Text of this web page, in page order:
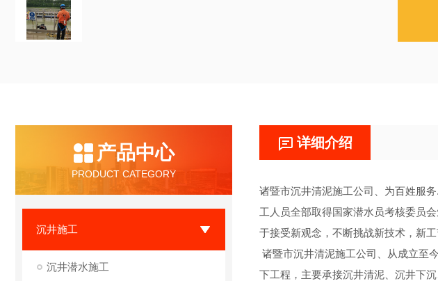
产品中心
PRODUCT CATEGORY
沉井施工
沉井潜水施工
详细介绍
诸暨市沉井清泥施工公司、为百姓服
工人员全部取得国家潜水员考核委员
于接受新观念，不断挑战新技术，新
诸暨市沉井清泥施工公司、从成立至
下工程，主要承接沉井清泥、沉井下